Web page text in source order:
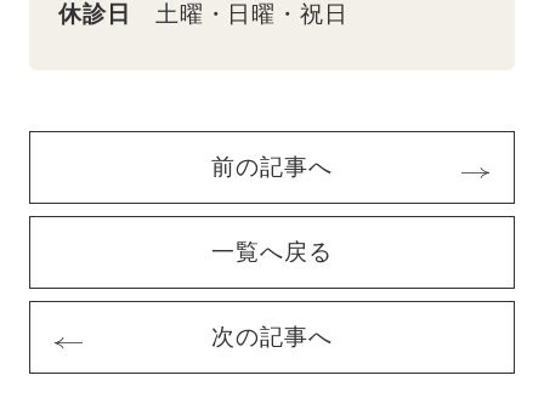
休診日
土曜・日曜・祝日
前の記事へ
一覧へ戻る
次の記事へ